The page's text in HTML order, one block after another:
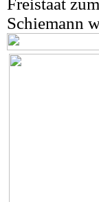
Schiemann